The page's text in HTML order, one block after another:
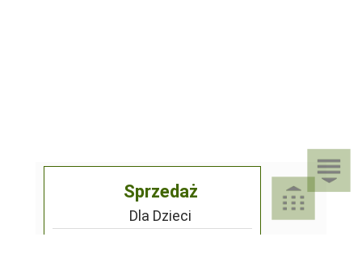
Sprzedaż
Dla Dzieci